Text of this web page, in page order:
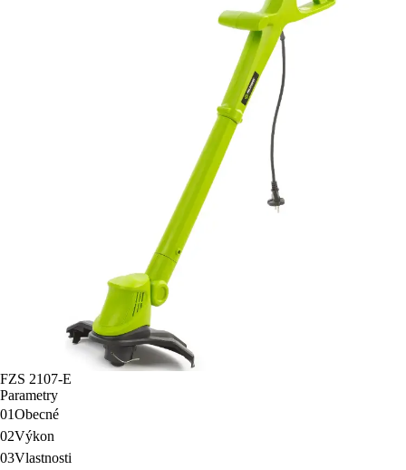
FZS 2107-E
Parametry
01Obecné
02Výkon
03Vlastnosti